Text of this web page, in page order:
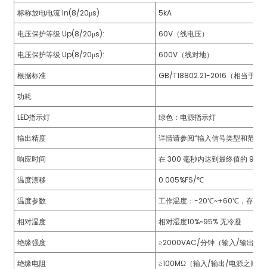
标称放电电流 ln(8/20μs) 5kA
电压保护等级 Up(8/20μs): 60V（线电压）
电压保护等级 Up(8/20μs): 600V（线对地）
根据标准 GB/T18802.21-2016（相当于
功耗
LED指示灯 绿色：电源指示灯
输出精度 详情请参阅“输入信号类型和范围
响应时间 在 300 毫秒内达到最终值的 90%
温度漂移 0.005%FS/℃
温度参数 工作温度：-20℃~+60℃，存储
相对湿度 相对湿度10%~95% 无冷凝
绝缘强度 ≥2000VAC/分钟（输入/输出/电
绝缘电阻 ≥100MΩ（输入/输出/电源之间）